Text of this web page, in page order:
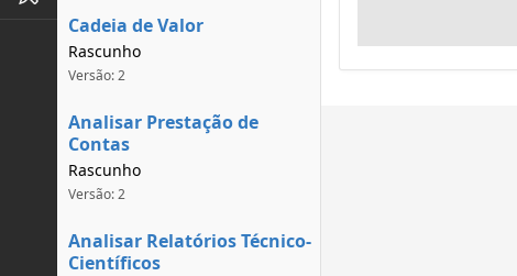
Cadeia de Valor
Rascunho
Versão: 2
Analisar Prestação de
Contas
Rascunho
Versão: 2
Analisar Relatórios Técnico-
Científicos